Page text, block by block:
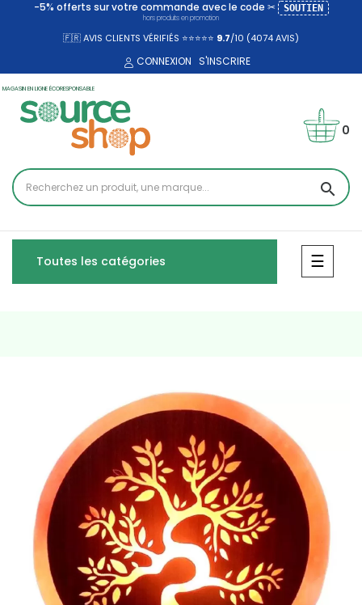
-5% offerts sur votre commande avec le code ✂ SOUTIEN
hors produits en promotion
🇫🇷 AVIS CLIENTS VÉRIFIÉS ⭐⭐⭐⭐⭐ 9.7/10 (4074AVIS)
CONNEXION S'INSCRIRE
MAGASIN EN LIGNE ÉCORESPONSABLE
search
0
Toutes les catégories ☰